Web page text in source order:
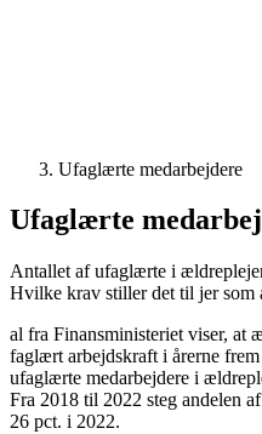
Ufaglærte medarbejdere
Ufaglærte
Antallet af ufaglærte i
Hvilke krav stiller det til jer som
al fra Finansministeriet viser, at
faglært arbejdskraft i årerne
ufaglærte medarbejdere i
Fra 2018 til 2022 steg andelen
26 pct. i 2022.